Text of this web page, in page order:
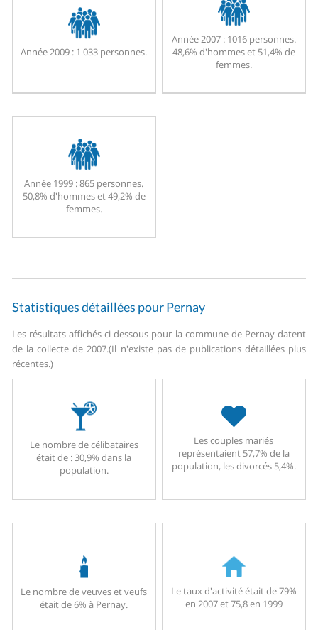
Année 2009 : 1 033 personnes.
Année 2007 :1016 personnes.
48,6% d'hommes et 51,4% de
femmes.
Année 1999 :865 personnes.
50,8% d'hommes et 49,2% de
femmes.
Statistiques détaillées pour Pernay
Les résultats affichés ci dessous pour la commune de Pernay datent
de la collecte de 2007.(Il n'existe pas de publications détaillées plus
récentes.)
Le nombre de célibataires
était de : 30,9% dans la
population.
Les couples mariés
représentaient 57,7% de la
population, les divorcés 5,4%.
Le nombre de veuves et veufs
était de 6% à Pernay.
Le taux d'activité était de 79%
en 2007 et 75,8 en 1999